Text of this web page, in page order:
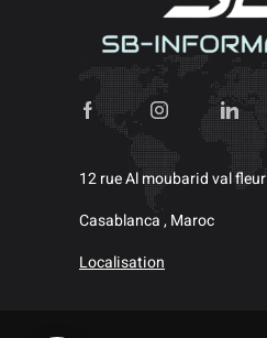
12 rue Al moubarid val fleur
Casablanca , Maroc
Localisation